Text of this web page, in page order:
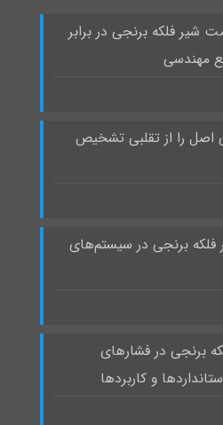
فلکه برنجی در برابر
مهندسی
اصل را از تقلبی تشخیص
فلکه برنجی در سیستم‌های
برنجی در فشارهای
و کاربردها